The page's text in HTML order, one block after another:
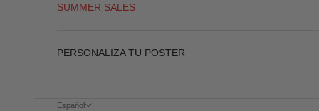
SUMMER SALES
PERSONALIZA TU POSTER
Español